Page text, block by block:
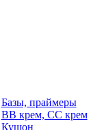
Базы, праймеры
BB крем, CC крем
Кушон